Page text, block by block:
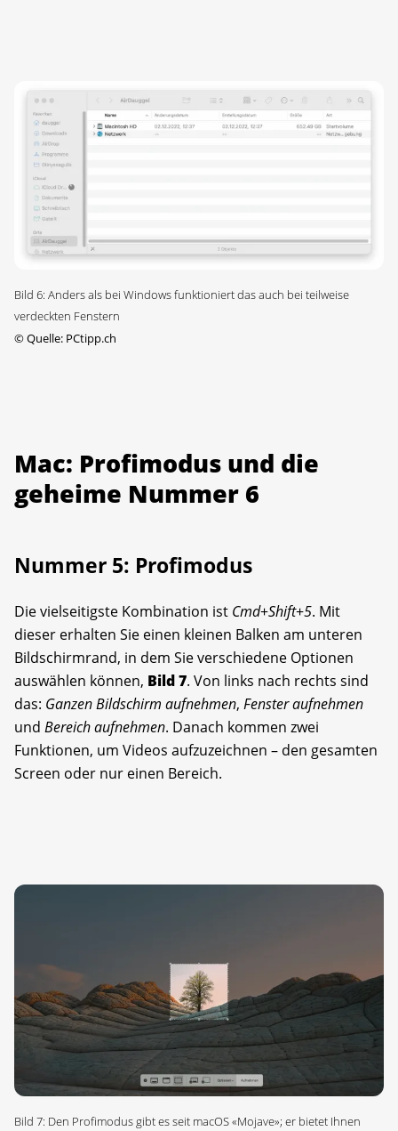
Bild 6: Anders als bei Windows funktioniert das auch bei teilweise
verdeckten Fenstern
©Quelle: PCtipp.ch
Mac: Profimodus und die
geheime Nummer 6
Nummer 5: Profimodus
Die vielseitigste Kombination ist Cmd+Shift+5. Mit
dieser erhalten Sie einen kleinen Balken am unteren
Bildschirmrand, in dem Sie verschiedene Optionen
auswählen können, Bild 7. Von links nach rechts sind
das: Ganzen Bildschirm aufnehmen, Fenster aufnehmen
und Bereich aufnehmen. Danach kommen zwei
Funktionen, um Videos aufzuzeichnen – den gesamten
Screen oder nur einen Bereich.
Bild 7: Den Profimodus gibt es seit macOS «Mojave»; er bietet Ihnen